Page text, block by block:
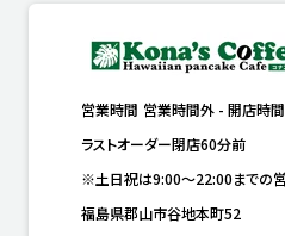
営業時間 営業時間外 - 開店時間
ラストオーダー閉店60分前
※土日祝は9:00～22:00までの営
福島県郡山市谷地本町52